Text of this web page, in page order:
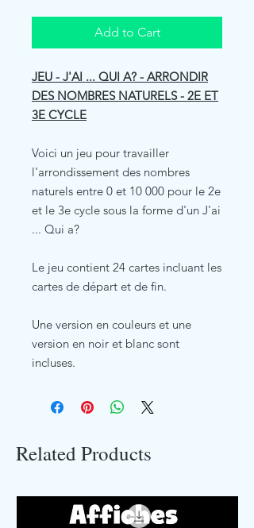
Add to Cart
JEU - J'AI ... QUI A? - ARRONDIR
DES NOMBRES NATURELS - 2E ET
3E CYCLE
Voici un jeu pour travailler
l'arrondissement des nombres
naturels entre 0 et 10 000 pour le 2e
et le 3e cycle sous la forme d'un J'ai
... Qui a?
Le jeu contient 24 cartes incluant les
cartes de départ et de fin.
Une version en couleurs et une
version en noir et blanc sont
incluses.
Related Products